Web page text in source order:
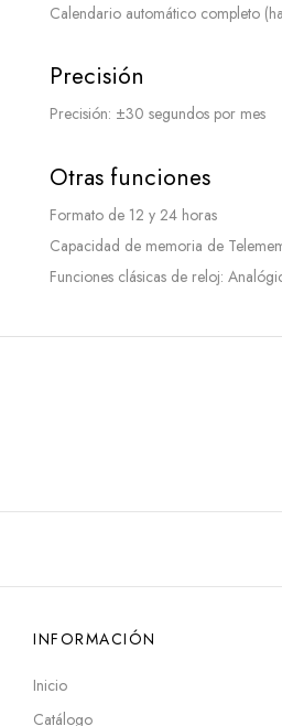
Calendario automático completo
Precisión
Precisión: ±30 segundos por mes
Otras funciones
Formato de 12 y 24 horas
Capacidad de memoria de
Funciones clásicas de reloj:
INFORMACIÓN
Inicio
Catálogo